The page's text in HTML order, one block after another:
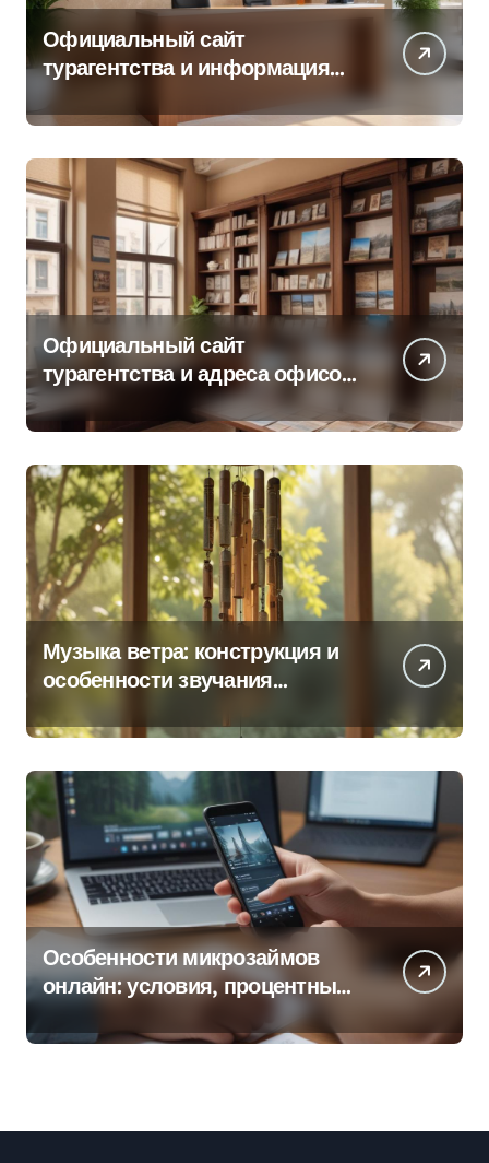
Официальный сайт
турагентства и информация
Официальный сайт
турагентства и адреса офисов
продаж по регионам
Музыка ветра: конструкция и
особенности звучания
Особенности микрозаймов
онлайн: условия, процентные
ставки и порядок оформления